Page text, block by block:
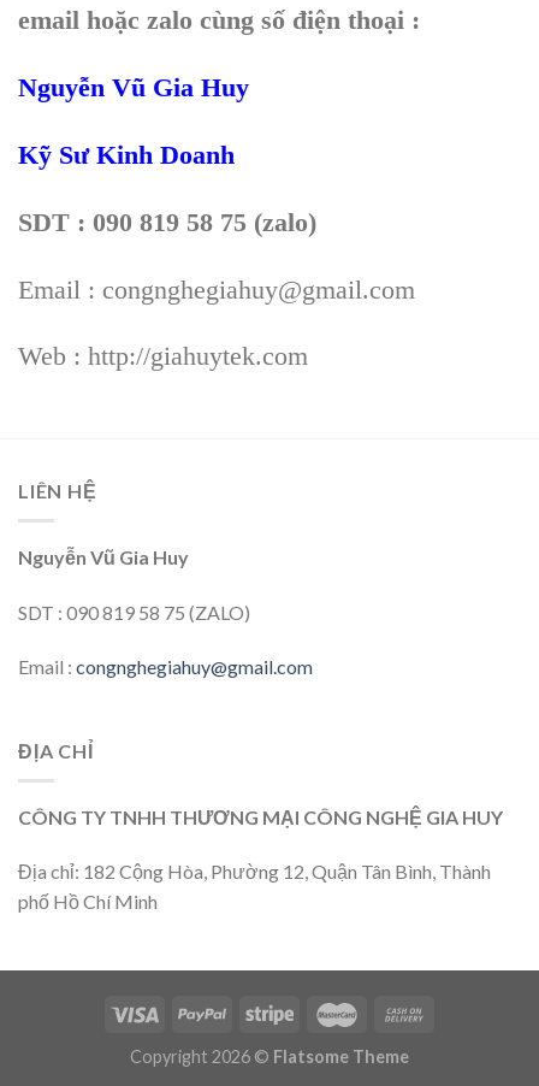
email hoặc zalo cùng số điện thoại :
Nguyễn Vũ Gia Huy
Kỹ Sư Kinh Doanh
SDT : 090 819 58 75 (zalo)
Email : congnghegiahuy@gmail.com
Web : http://giahuytek.com
LIÊN HỆ
Nguyễn Vũ Gia Huy
SDT : 090 819 58 75 (ZALO)
Email : congnghegiahuy@gmail.com
ĐỊA CHỈ
CÔNG TY TNHH THƯƠNG MẠI CÔNG NGHỆ GIA HUY
Địa chỉ: 182 Cộng Hòa, Phường 12, Quận Tân Bình, Thành
phố Hồ Chí Minh
Copyright 2026 © Flatsome Theme